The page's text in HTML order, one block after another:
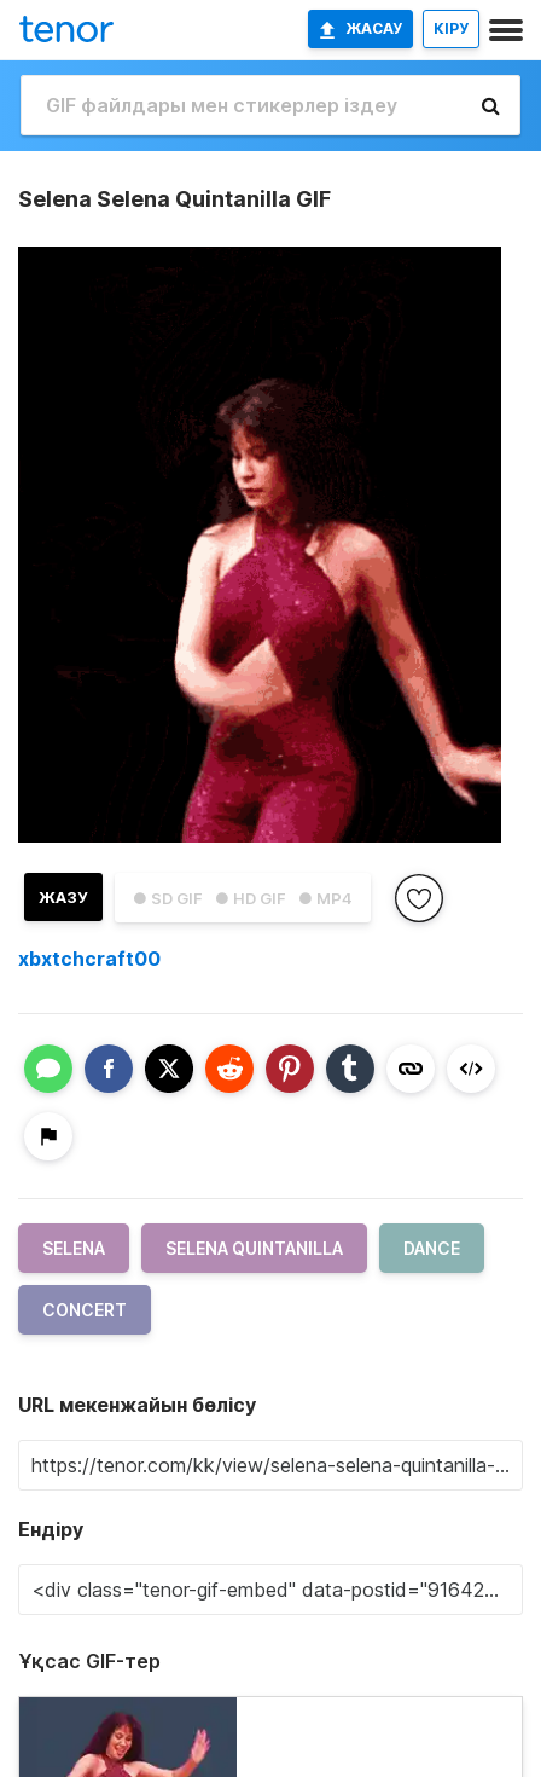
ЖАСАУ КІРУ
Selena Selena Quintanilla GIF
● SD GIF ● HD GIF ● MP4
ЖАЗУ
xbxtchcraft00
SELENA SELENA QUINTANILLA DANCE
CONCERT
URL мекенжайын бөлісу
Ендіру
Ұқсас GIF-тер